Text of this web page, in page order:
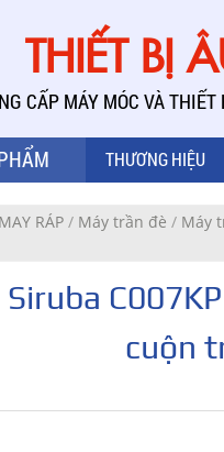
THIẾT BỊ
CẤP MÁY MÓC VÀ
THƯƠNG HIỆU
MAY RÁP / Máy trần đè / Máy
cuộn